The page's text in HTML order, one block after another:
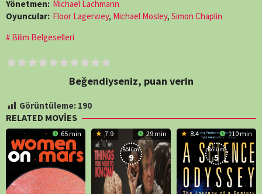
Yönetmen: Michael Lachmann
Oyuncular: Floor Lagerwey, Michael Mosley, Simon Chaplin
Bilim Belgeselleri
Beğendiyseniz, puan verin
Görüntüleme: 190
RELATED MOVIES
65 min 7.9 29 min
Bölüm:
9
8.4 110 min
Bölüm:
5